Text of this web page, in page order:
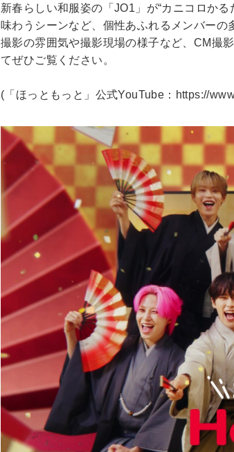
新春らしい和服姿の「JO1」が“カニコロか
味わうシーンなど、個性あふれるメンバーの
撮影の雰囲気や撮影現場の様子など、CM撮
てぜひご覧ください。
(「ほっともっと」公式YouTube： https://